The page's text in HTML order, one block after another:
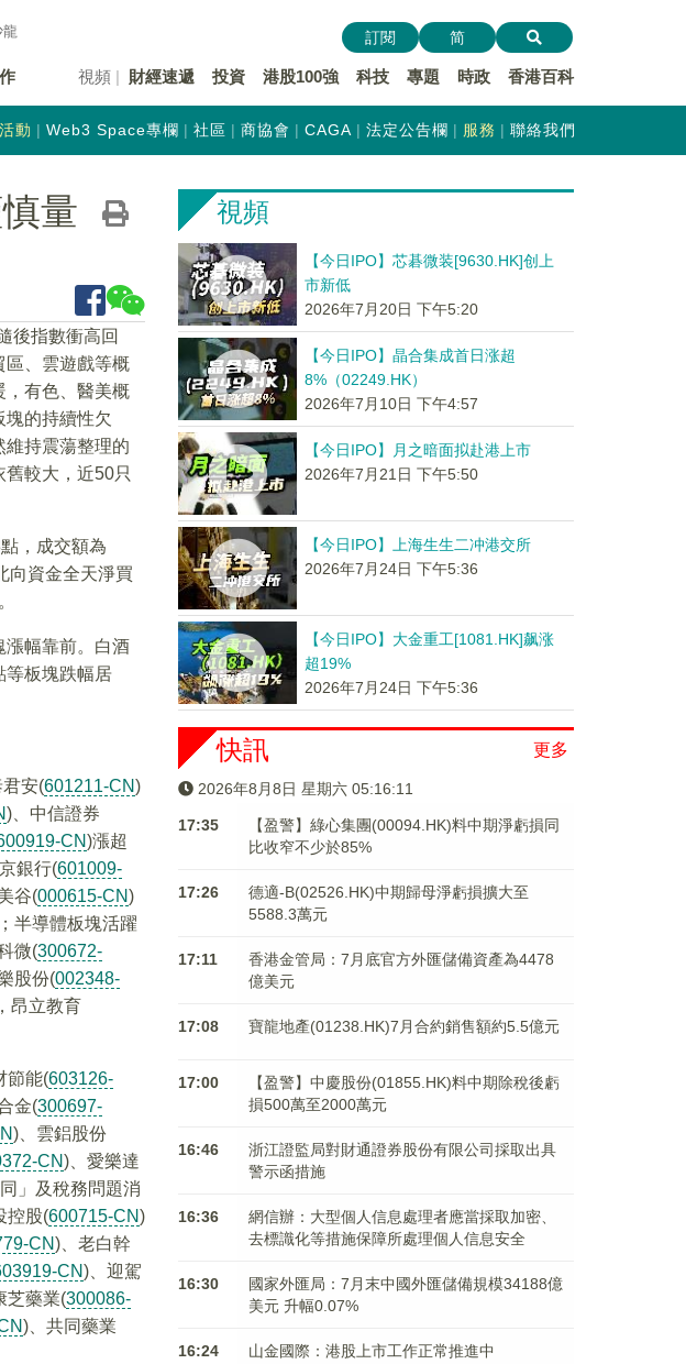
龍
視頻 財經速遞 投資 港股100強 科技 專題 時政 香港百科
訂閱 简
活動 Web3 Space專欄 社區 商協會 CAGA 法定公告欄 服務 聯絡我們
量
後指數衝高回
區、雲遊戲等概
，有色、醫美概
的持續性欠
持震蕩整理的
較大，近50只
，成交額為
向資金全天淨買
漲幅靠前。白酒
等板塊跌幅居
安(601211-CN)
)、中信證券
CN)漲超
銀行(601009-
谷(000615-CN)
半導體板塊活躍
微(300672-
股份(002348-
昂立教育
節能(603126-
金(300697-
)、雲鋁股份
CN)、愛樂達
」及稅務問題消
控股(600715-CN)
CN)、老白幹
CN)、迎駕
芝藥業(300086-
)、共同藥業
視頻
【今日IPO】芯碁微装[9630.HK]创上
市新低
2026年7月20日 下午5:20
【今日IPO】晶合集成首日涨超
8%（02249.HK）
2026年7月10日 下午4:57
【今日IPO】月之暗面拟赴港上市
2026年7月21日 下午5:50
【今日IPO】上海生生二冲港交所
2026年7月24日 下午5:36
【今日IPO】大金重工[1081.HK]飙涨
超19%
2026年7月24日 下午5:36
更多
快訊
2026年8月8日 星期六 05:16:12
17:35
【盈警】綠心集團(00094.HK)料中期淨虧損同
比收窄不少於85%
17:26
德適-B(02526.HK)中期歸母淨虧損擴大至
5588.3萬元
17:11
香港金管局：7月底官方外匯儲備資產為4478
億美元
17:08 寶龍地產(01238.HK)7月合約銷售額約5.5億元
17:00
【盈警】中慶股份(01855.HK)料中期除稅後虧
損500萬至2000萬元
16:46
浙江證監局對財通證券股份有限公司採取出具
警示函措施
16:36
網信辦：大型個人信息處理者應當採取加密、
去標識化等措施保障所處理個人信息安全
16:30
國家外匯局：7月末中國外匯儲備規模34188億
美元 升幅0.07%
16:24 山金國際：港股上市工作正常推進中